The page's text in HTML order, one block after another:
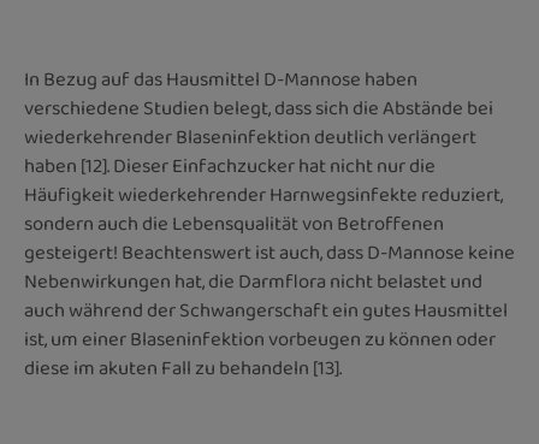
In Bezug auf das Hausmittel D-Mannose haben
verschiedene Studien belegt, dass sich die Abstände bei
wiederkehrender Blaseninfektion deutlich verlängert
haben [12]. Dieser Einfachzucker hat nicht nur die
Häufigkeit wiederkehrender Harnwegsinfekte reduziert,
sondern auch die Lebensqualität von Betroffenen
gesteigert! Beachtenswert ist auch, dass D-Mannose keine
Nebenwirkungen hat, die Darmflora nicht belastet und
auch während der Schwangerschaft ein gutes Hausmittel
ist, um einer Blaseninfektion vorbeugen zu können oder
diese im akuten Fall zu behandeln [13].